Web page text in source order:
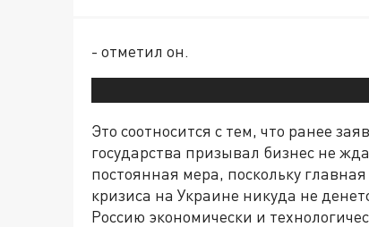
- отметил он.
Это соотносится с тем, что ранее
государства призывал бизнес не
постоянная мера, поскольку
кризиса на Украине никуда не
Россию экономически и